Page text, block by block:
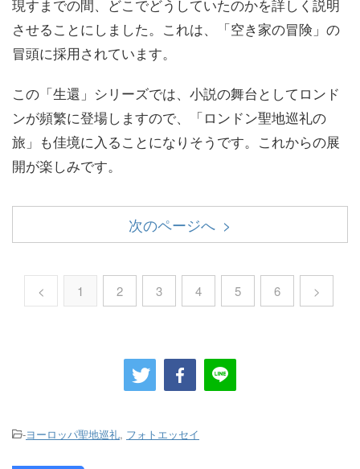
現すまでの間、どこでどうしていたのかを詳しく説明
させることにしました。これは、「空き家の冒険」の
冒頭に採用されています。
この「生還」シリーズでは、小説の舞台としてロンド
ンが頻繁に登場しますので、「ロンドン聖地巡礼の
旅」も佳境に入ることになりそうです。これからの展
開が楽しみです。
次のページへ >
< 1 2 3 4 5 6 >
-ヨーロッパ聖地巡礼, フォトエッセイ